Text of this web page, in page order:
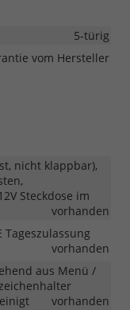
5-türig
vom Hersteller
nicht klappbar),
Steckdose im
vorhanden
Tageszulassung
vorhanden
aus Menü /
vorhanden